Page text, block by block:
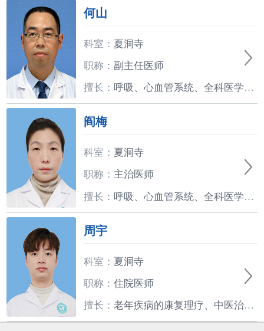
何山
科室： 夏洞寺
职称： 副主任医师
擅长： 呼吸、心血管系统、全科医学的诊断和治疗。
阎梅
科室： 夏洞寺
职称： 主治医师
擅长： 呼吸、心血管系统、全科医学、老年医学的诊断和治疗。
周宇
科室： 夏洞寺
职称： 住院医师
擅长： 老年疾病的康复理疗、中医治疗，中医康复，心身疾病治疗。